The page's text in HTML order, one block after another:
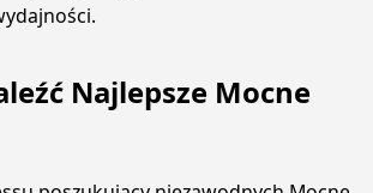
Najlepsze Mocne